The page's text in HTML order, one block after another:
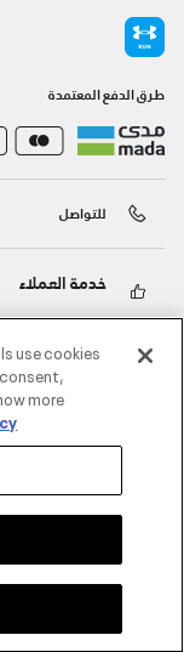
طرق الدفع المعتمدة
للتواصل
خدمة العملاء
حول أندر آرمر
أندر آرمر على
use cookies
more